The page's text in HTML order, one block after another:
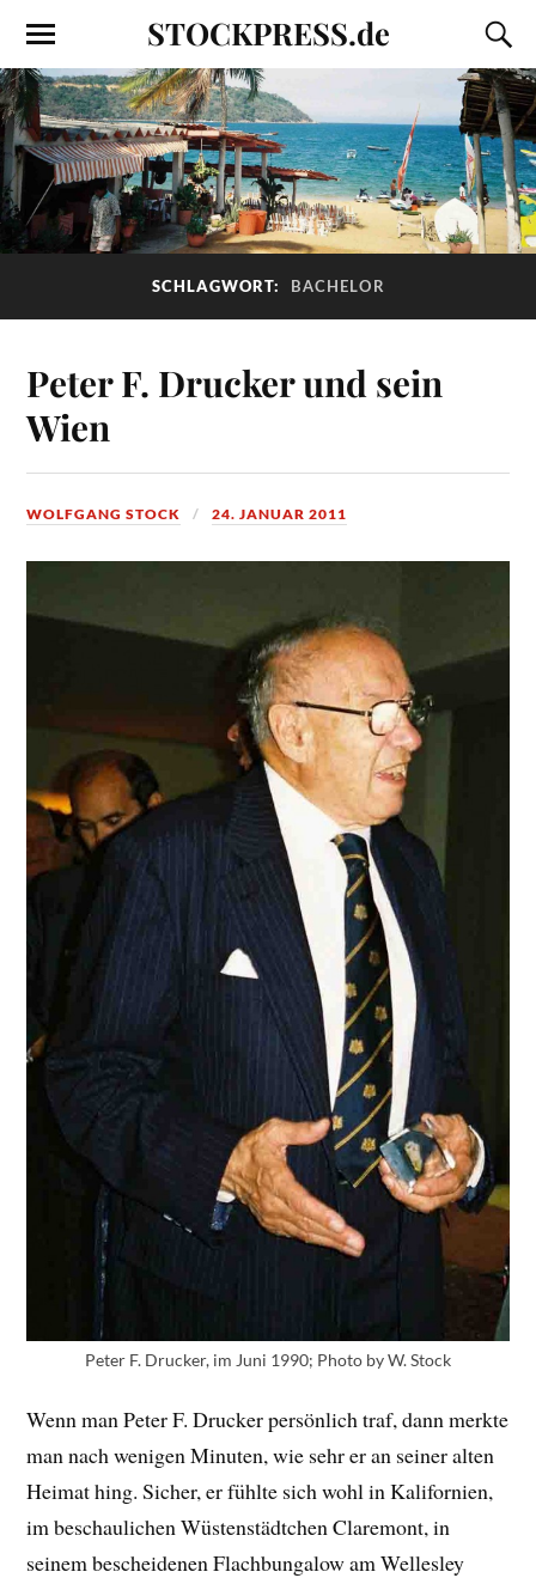
STOCKPRESS.de
SCHLAGWORT: BACHELOR
Peter F. Drucker und sein
Wien
WOLFGANG STOCK 24. JANUAR 2011
Peter F. Drucker, im Juni 1990; Photo by W. Stock
Wenn man Peter F. Drucker persönlich traf, dann merkte
man nach wenigen Minuten, wie sehr er an seiner alten
Heimat hing. Sicher, er fühlte sich wohl in Kalifornien,
im beschaulichen Wüstenstädtchen Claremont, in
seinem bescheidenen Flachbungalow am Wellesley